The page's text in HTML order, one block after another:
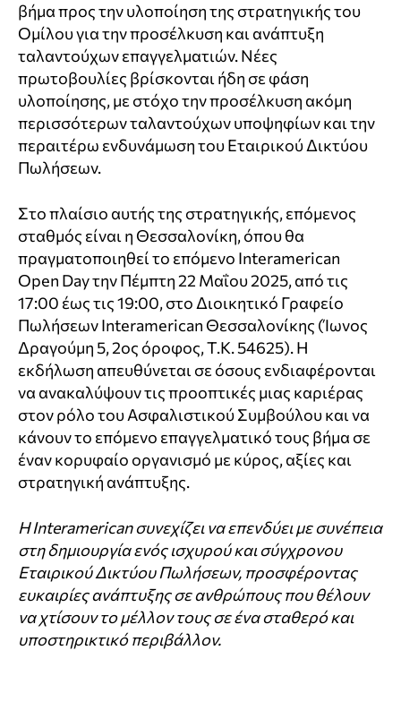
βήμα προς την υλοποίηση της στρατηγικής του
Ομίλου για την προσέλκυση και ανάπτυξη
ταλαντούχων επαγγελματιών. Νέες
πρωτοβουλίες βρίσκονται ήδη σε φάση
υλοποίησης, με στόχο την προσέλκυση ακόμη
περισσότερων ταλαντούχων υποψηφίων και την
περαιτέρω ενδυνάμωση του Εταιρικού Δικτύου
Πωλήσεων.
Στο πλαίσιο αυτής της στρατηγικής, επόμενος
σταθμός είναι η Θεσσαλονίκη, όπου θα
πραγματοποιηθεί το επόμενο Interamerican
Open Day την Πέμπτη 22 Μαΐου 2025, από τις
17:00 έως τις 19:00, στο Διοικητικό Γραφείο
Πωλήσεων Interamerican Θεσσαλονίκης (Ίωνος
Δραγούμη 5, 2ος όροφος, Τ.Κ. 54625). Η
εκδήλωση απευθύνεται σε όσους ενδιαφέρονται
να ανακαλύψουν τις προοπτικές μιας καριέρας
στον ρόλο του Ασφαλιστικού Συμβούλου και να
κάνουν το επόμενο επαγγελματικό τους βήμα σε
έναν κορυφαίο οργανισμό με κύρος, αξίες και
στρατηγική ανάπτυξης.
Η Interamerican συνεχίζει να επενδύει με συνέπεια
στη δημιουργία ενός ισχυρού και σύγχρονου
Εταιρικού Δικτύου Πωλήσεων, προσφέροντας
ευκαιρίες ανάπτυξης σε ανθρώπους που θέλουν
να χτίσουν το μέλλον τους σε ένα σταθερό και
υποστηρικτικό περιβάλλον.